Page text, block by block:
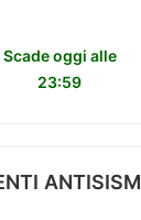
Scade oggi alle
23:59